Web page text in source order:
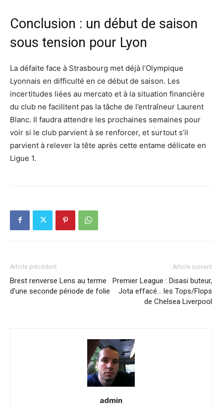
Conclusion : un début de saison
sous tension pour Lyon
La défaite face à Strasbourg met déjà l’Olympique
Lyonnais en difficulté en ce début de saison. Les
incertitudes liées au mercato et à la situation financière
du club ne facilitent pas la tâche de l’entraîneur Laurent
Blanc. Il faudra attendre les prochaines semaines pour
voir si le club parvient à se renforcer, et surtout s’il
parvient à relever la tête après cette entame délicate en
Ligue 1.
Article précédent
Brest renverse Lens au terme
d’une seconde période de folie
Article suivant
Premier League : Disasi buteur,
Jota effacé… les Tops/Flops
de Chelsea Liverpool
admin